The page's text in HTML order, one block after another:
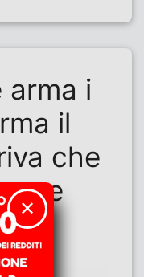
arma i
il
che
✕